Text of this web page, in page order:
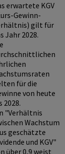
erwartete KGV
Gewinn-
gilt für
Jahr 2028.
für die
von heute
2028.
"Verhältnis
Wachstum
geschätzte
und KGV"
über 0,9 weist